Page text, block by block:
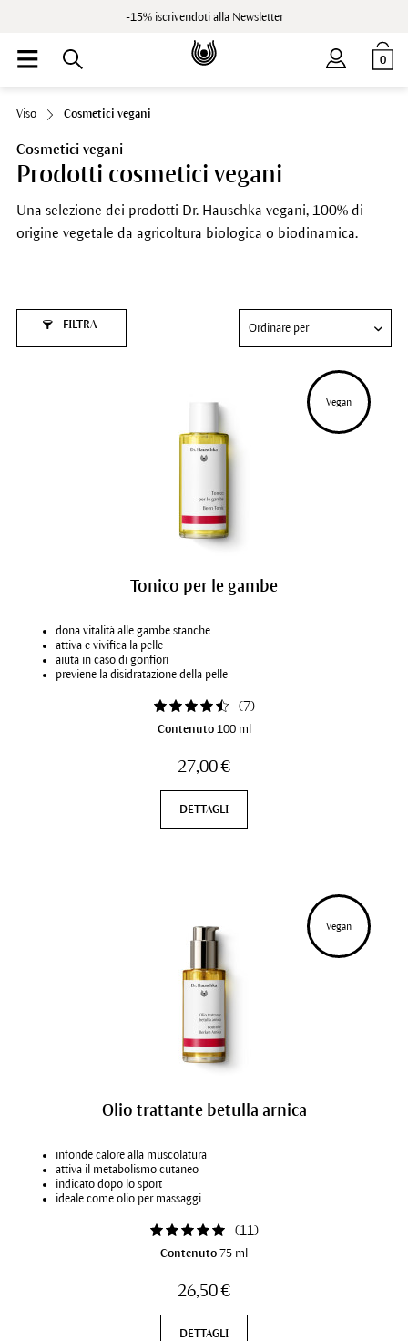
-15% iscrivendoti alla Newsletter
0
Viso Cosmetici vegani
Cosmetici vegani
Prodotti cosmetici vegani
Una selezione dei prodotti Dr. Hauschka vegani, 100% di
origine vegetale da agricoltura biologica o biodinamica.
FILTRA
Vegan
Tonico per le gambe
dona vitalità alle gambe stanche
attiva e vivifica la pelle
aiuta in caso di gonfiori
previene la disidratazione della pelle
(7)
Contenuto 100 ml
27,00 €
DETTAGLI
Vegan
Olio trattante betulla arnica
infonde calore alla muscolatura
attiva il metabolismo cutaneo
indicato dopo lo sport
ideale come olio per massaggi
(11)
Contenuto 75 ml
26,50 €
DETTAGLI